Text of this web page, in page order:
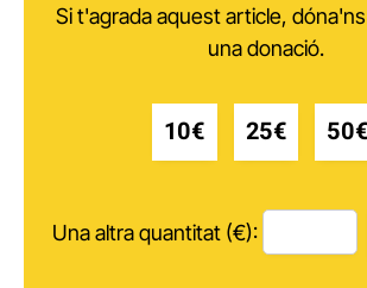
Si t'agrada aquest article,
una donació.
10€ 25€ 50€
Una altra quantitat (€):